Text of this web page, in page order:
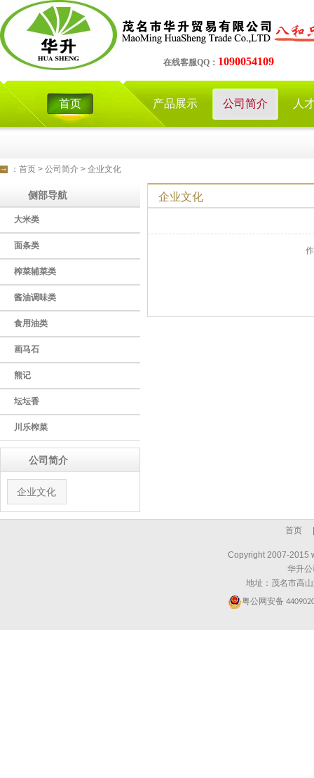
在线客服QQ： 1090054109
首页 产品展示 公司简介 人
： 首页 > 公司简介 > 企业文化
企业文化
侧部导航
大米类
面条类
榨菜辅菜类
酱油调味类
食用油类
画马石
熊记
坛坛香
川乐榨菜
公司简介
企业文化
首页
Copyright 2007-2015
华升
地址：茂名市高
粤公网安备